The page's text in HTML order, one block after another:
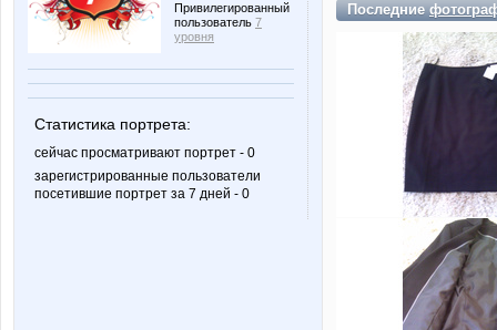
Привилегированный
пользователь 7
уровня
Статистика портрета:
сейчас просматривают портрет - 0
зарегистрированные пользователи
посетившие портрет за 7 дней - 0
Последние